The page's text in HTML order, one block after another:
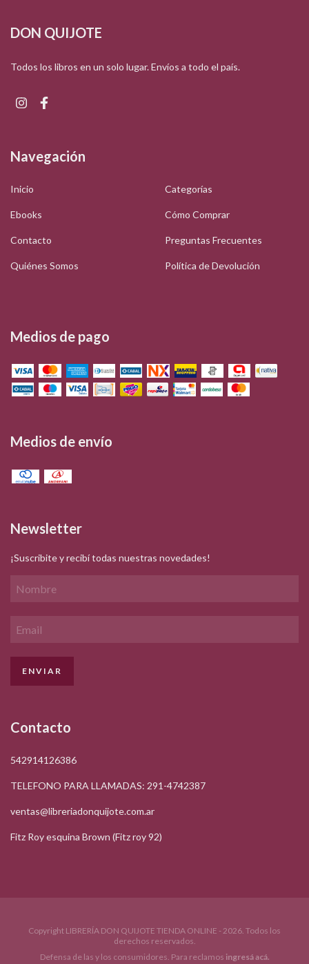
DON QUIJOTE
Todos los libros en un solo lugar. Envíos a todo el país.
Navegación
Inicio Categorías
Ebooks Cómo Comprar
Contacto Preguntas Frecuentes
Quiénes Somos Política de Devolución
Medios de pago
Medios de envío
Newsletter
¡Suscribite y recibí todas nuestras novedades!
Contacto
542914126386
TELEFONO PARA LLAMADAS: 291-4742387
ventas@libreriadonquijote.com.ar
Fitz Roy esquina Brown (Fitz roy 92)
Copyright LIBRERÍA DON QUIJOTE TIENDA ONLINE - 2026. Todos los
derechos reservados.
Defensa de las y los consumidores. Para reclamos ingresá acá.